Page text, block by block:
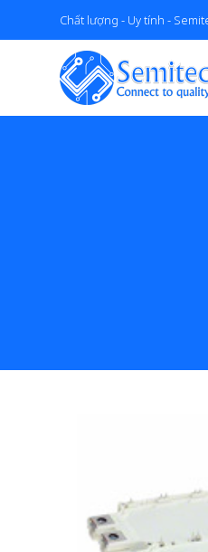
Chất lượng - Uy tính -